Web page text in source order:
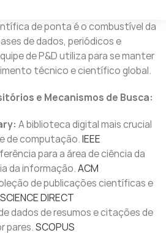
de ponta é o combustível da
de dados, periódicos e
de P&D utiliza para se manter
técnico e científico global.
e Mecanismos de Busca:
A biblioteca digital mais crucial
de computação.IEEE
para a área de ciência da
da informação.ACM
de publicações científicas e
SCIENCE DIRECT
dados de resumos e citações de
pares.SCOPUS